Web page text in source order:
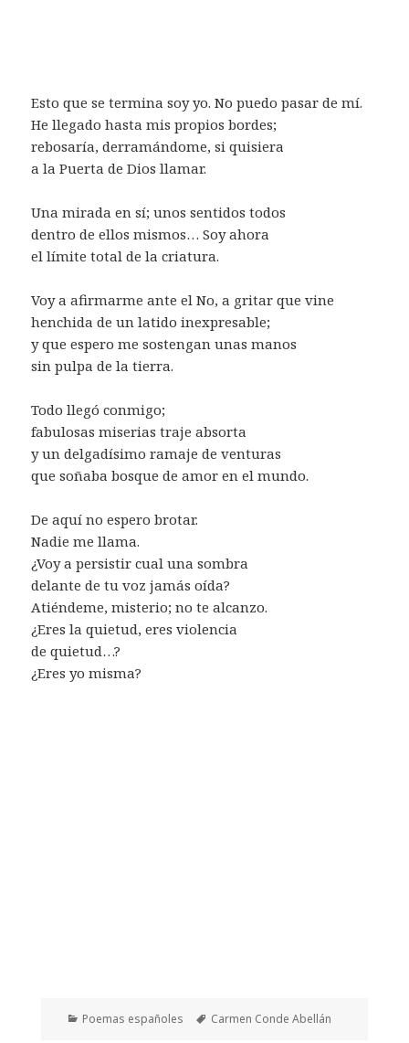
Esto que se termina soy yo. No puedo pasar de mí.
He llegado hasta mis propios bordes;
rebosaría, derramándome, si quisiera
a la Puerta de Dios llamar.
Una mirada en sí; unos sentidos todos
dentro de ellos mismos… Soy ahora
el límite total de la criatura.
Voy a afirmarme ante el No, a gritar que vine
henchida de un latido inexpresable;
y que espero me sostengan unas manos
sin pulpa de la tierra.
Todo llegó conmigo;
fabulosas miserias traje absorta
y un delgadísimo ramaje de venturas
que soñaba bosque de amor en el mundo.
De aquí no espero brotar.
Nadie me llama.
¿Voy a persistir cual una sombra
delante de tu voz jamás oída?
Atiéndeme, misterio; no te alcanzo.
¿Eres la quietud, eres violencia
de quietud…?
¿Eres yo misma?
Categorías
Poemas españoles Etiquetas
Carmen Conde Abellán